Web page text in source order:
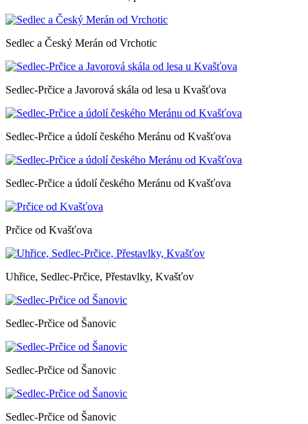
Sedlec a Český Merán od Vrchotic
Sedlec-Prčice a Javorová skála od lesa u Kvašťova
Sedlec-Prčice a údolí českého Meránu od Kvašťova
Sedlec-Prčice a údolí českého Meránu od Kvašťova
Prčice od Kvašťova
Uhřice, Sedlec-Prčice, Přestavlky, Kvašťov
Sedlec-Prčice od Šanovic
Sedlec-Prčice od Šanovic
Sedlec-Prčice od Šanovic